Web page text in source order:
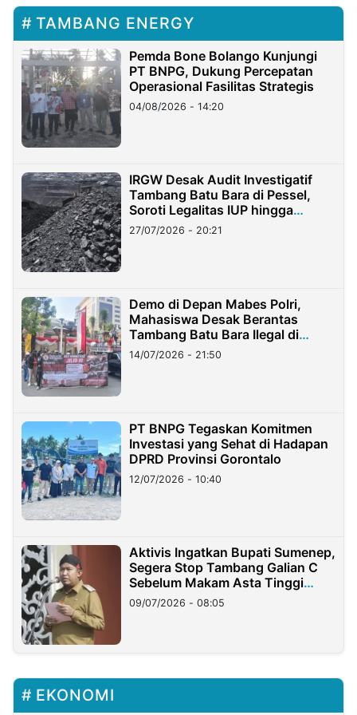
TAMBANG ENERGY
Pemda Bone Bolango Kunjungi
PT BNPG, Dukung Percepatan
Operasional Fasilitas Strategis
04/08/2026 - 14:20
IRGW Desak Audit Investigatif
Tambang Batu Bara di Pessel,
Soroti Legalitas IUP hingga
Stockpile
27/07/2026 - 20:21
Demo di Depan Mabes Polri,
Mahasiswa Desak Berantas
Tambang Batu Bara Ilegal di
Lampung
14/07/2026 - 21:50
PT BNPG Tegaskan Komitmen
Investasi yang Sehat di Hadapan
DPRD Provinsi Gorontalo
12/07/2026 - 10:40
Aktivis Ingatkan Bupati Sumenep,
Segera Stop Tambang Galian C
Sebelum Makam Asta Tinggi
Longsor
09/07/2026 - 08:05
EKONOMI